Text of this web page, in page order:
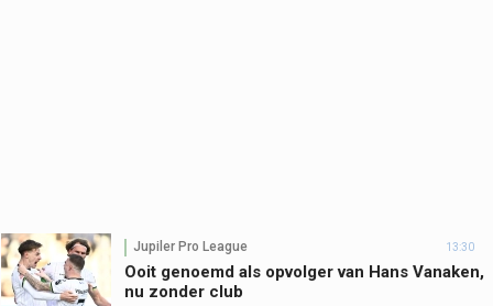
Jupiler Pro League 13:30
Ooit genoemd als opvolger van Hans Vanaken,
nu zonder club